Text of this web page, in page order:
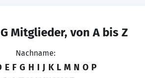
Mitglieder, von A bis Z
Nachname:
E F G H I J K L M N O P